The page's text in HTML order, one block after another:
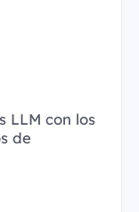
LLM con los
de